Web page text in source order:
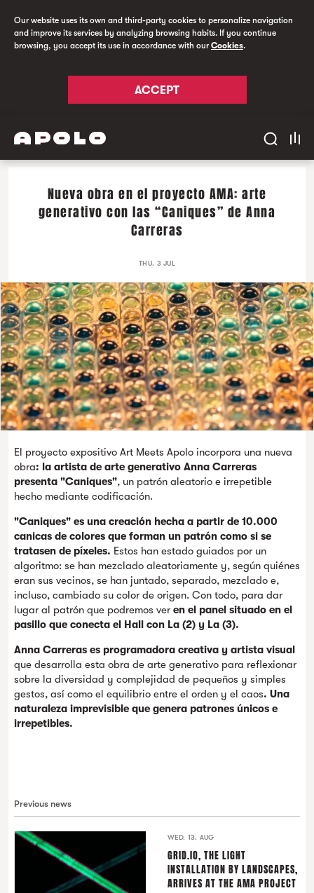
Our website uses its own and third-party cookies to personalize navigation
and improve its services by analyzing browsing habits. If you continue
browsing, you accept its use in accordance with ourCookies.
ACCEPT
Nueva obra en el proyecto AMA: arte
generativo con las “Caniques” de Anna
Carreras
THU. 3 JUL
El proyecto expositivo Art Meets Apolo incorpora una nueva
obra: la artista de arte generativo Anna Carreras
presenta "Caniques", un patrón aleatorio e irrepetible
hecho mediante codificación.
"Caniques" es una creación hecha a partir de 10.000
canicas de colores que forman un patrón como si se
tratasen de píxeles. Estos han estado guiados por un
algoritmo: se han mezclado aleatoriamente y, según quiénes
eran sus vecinos, se han juntado, separado, mezclado e,
incluso, cambiado su color de origen. Con todo, para dar
lugar al patrón que podremos ver en el panel situado en el
pasillo que conecta el Hall con La (2) y La (3).
Anna Carreras es programadora creativa y artista visual
que desarrolla esta obra de arte generativo para reflexionar
sobre la diversidad y complejidad de pequeños y simples
gestos, así como el equilibrio entre el orden y el caos. Una
naturaleza imprevisible que genera patrones únicos e
irrepetibles.
Previous news
WED. 13. AUG
GRID.IO, THE LIGHT
INSTALLATION BY LANDSCAPES,
ARRIVES AT THE AMA PROJECT